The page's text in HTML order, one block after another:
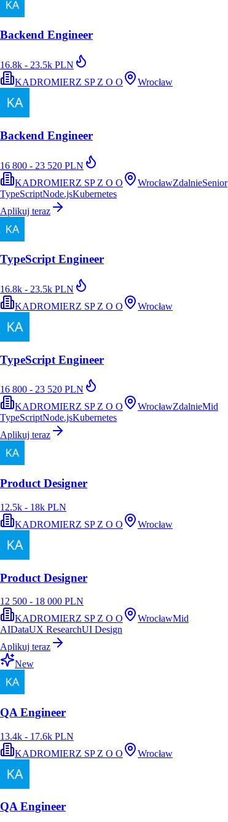
Backend Engineer
16.8k - 23.5k PLN
KADROMIERZ SP Z O O
Wrocław
Backend Engineer
16 800 - 23 520 PLN
KADROMIERZ SP Z O O
WrocławZdalnieSenior
TypeScriptNode.jsKubernetes
Aplikuj teraz
TypeScript Engineer
16.8k - 23.5k PLN
KADROMIERZ SP Z O O
Wrocław
TypeScript Engineer
16 800 - 23 520 PLN
KADROMIERZ SP Z O O
WrocławZdalnieMid
TypeScriptNode.jsKubernetes
Aplikuj teraz
Product Designer
12.5k - 18k PLN
KADROMIERZ SP Z O O
Wrocław
Product Designer
12 500 - 18 000 PLN
KADROMIERZ SP Z O O
WrocławMid
AIDataUX ResearchUI Design
Aplikuj teraz
New
QA Engineer
13.4k - 17.6k PLN
KADROMIERZ SP Z O O
Wrocław
QA Engineer